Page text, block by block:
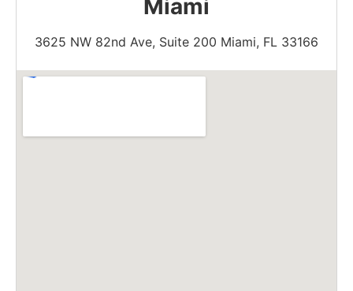
Miami
3625 NW 82nd Ave, Suite 200 Miami, FL 33166